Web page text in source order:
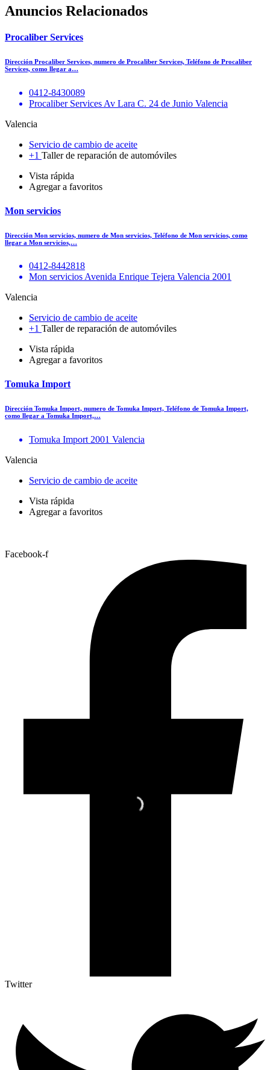
Anuncios Relacionados
Procaliber Services
Dirección Procaliber Services, numero de Procaliber Services, Teléfono de Procaliber
Services, como llegar a…
0412-8430089
Procaliber Services Av Lara C. 24 de Junio Valencia
Valencia
Servicio de cambio de aceite
+1 Taller de reparación de automóviles
Vista rápida
Agregar a favoritos
Mon servicios
Dirección Mon servicios, numero de Mon servicios, Teléfono de Mon servicios, como
llegar a Mon servicios,…
0412-8442818
Mon servicios Avenida Enrique Tejera Valencia 2001
Valencia
Servicio de cambio de aceite
+1 Taller de reparación de automóviles
Vista rápida
Agregar a favoritos
Tomuka Import
Dirección Tomuka Import, numero de Tomuka Import, Teléfono de Tomuka Import,
como llegar a Tomuka Import,…
Tomuka Import 2001 Valencia
Valencia
Servicio de cambio de aceite
Vista rápida
Agregar a favoritos
Facebook-f
Twitter